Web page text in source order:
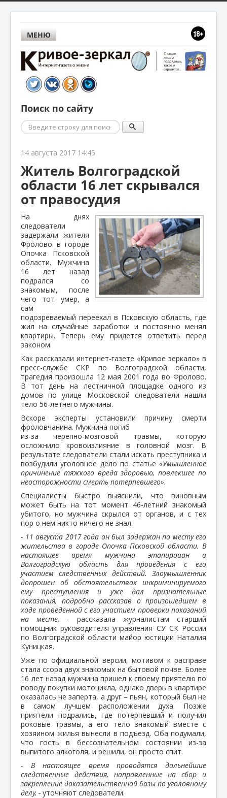
МЕНЮ
Поиск по сайту
Поиск
14 августа 2017 14:45
Житель Волгоградской
области 16 лет скрывался
от правосудия
На днях
следователи
задержали жителя
Фролово в городе
Опочка Псковской
области. Мужчина
16 лет назад
подрался со
знакомым, после
чего тот умер, а
сам
подозреваемый переехал в Псковскую область, где
жил на случайные заработки и постоянно менял
квартиры. Теперь ему придется ответить перед
законом.
Как рассказали интернет-газете «Кривое зеркало» в
пресс-службе СКР по Волгоградской области,
трагедия произошла 12 мая 2001 года во Фролово.
В тот день на лестничной площадке одного из
домов по улице Московской следователи нашли
тело 56-летнего мужчины.
Вскоре эксперты установили причину смерти
фроловчанина. Мужчина погиб
из-за черепно-мозговой травмы, которую
осложнило кровоизлияние в головной мозг. В
результате следователи стали искать преступника и
возбудили уголовное дело по статье «Умышленное
причинение тяжкого вреда здоровью, повлекшее по
неосторожности смерть потерпевшего».
Специалисты быстро выяснили, что виновным
может быть на тот момент 46-летний знакомый
убитого, но мужчина скрылся от органов, и с тех
пор о нем никто ничего не знал.
- 11 августа 2017 года он был задержан по месту его
жительства в городе Опочка Псковской области. В
настоящее время мужчина этапирован в
Волгоградскую область для проведения с его
участием следственных действий. Злоумышленник
допрошен об обстоятельствах инкриминируемого
ему преступления и уже дал признательные
показания, подробно рассказав о произошедшем в
ходе проведенной с его участием проверки показаний
на месте, - рассказала журналистам старший
помощник руководителя управления СУ СК России
по Волгоградской области майор юстиции Наталия
Куницкая.
Уже по официальной версии, мотивом к расправе
стала ссора двух знакомых на бытовой почве. Более
16 лет назад мужчина пришел к своему приятелю по
поводу покупки мотоцикла, однако дверь в квартире
оказалась не заперта, а друг – пьян, который был не
в самом лучшем расположении духа. Позже
приятели подрались, где потерпевший и получил
роковые травмы, а его тело знакомый вместе с
хозяином жилья вынесли в подъезд. Оба подумали,
что гость в бессознательном состоянии из-за
выпитого алкоголя, и решили, он просто спит.
- В настоящее время проводятся дальнейшие
следственные действия, направленные на сбор и
закрепление доказательственной базы по уголовному
делу, - уточняют следователи.